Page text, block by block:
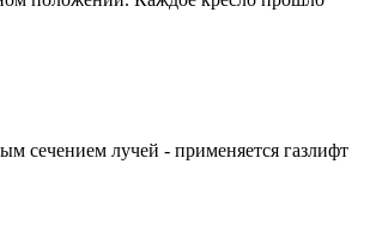
сечением лучей - применяется газлифт